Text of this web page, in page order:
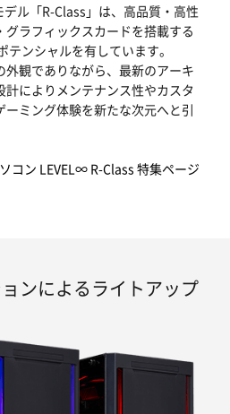
ル「R-Class」は、高品質・高性
ラフィックスカードを搭載する
ンシャルを有しています。
観でありながら、最新のアーキ
によりメンテナンス性やカスタ
ミング体験を新たな次元へと引
コン LEVEL∞ R-Class 特集ページ
ンによるライトアップ